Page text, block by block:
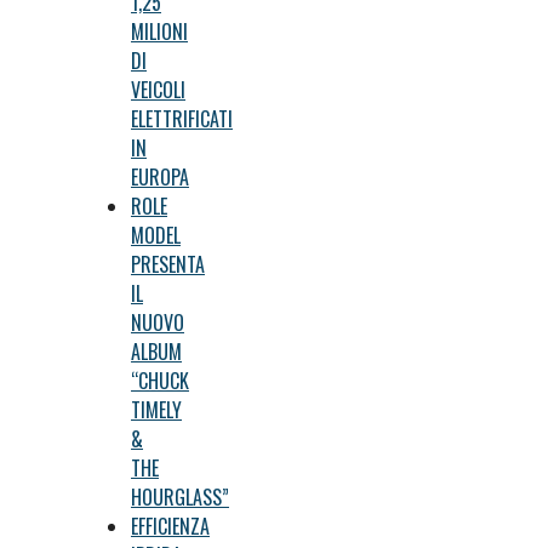
MILIONI
DI
VEICOLI
ELETTRIFICATI
IN
EUROPA
ROLE
MODEL
PRESENTA
IL
NUOVO
ALBUM
“CHUCK
TIMELY
&
THE
HOURGLASS”
EFFICIENZA